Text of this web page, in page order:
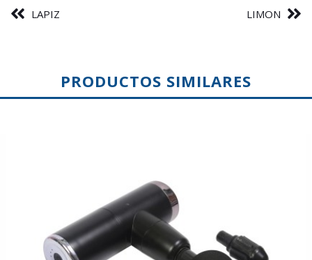
LAPIZ LIMON
PRODUCTOS SIMILARES